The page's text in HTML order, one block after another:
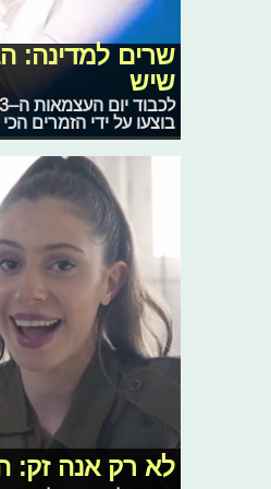
שרים למדינה:
שיש
בוצעו על ידי הזמרים
לא רק אנה זק: